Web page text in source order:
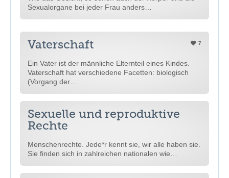
Sexualorgane bei jeder Frau anders…
Vaterschaft 7
Ein Vater ist der männliche Elternteil eines Kindes.
Vaterschaft hat verschiedene Facetten: biologisch
(Vorgang der…
Sexuelle und reproduktive
Rechte
Menschenrechte. Jede*r kennt sie, wir alle haben sie.
Sie finden sich in zahlreichen nationalen wie…